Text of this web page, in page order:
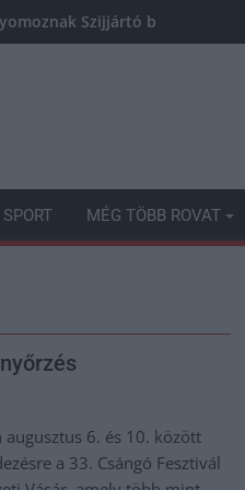
Szijjártó
SPORT MÉG TÖBB ROVAT
augusztus 6. és 10. között
a 33. Csángó Fesztivál